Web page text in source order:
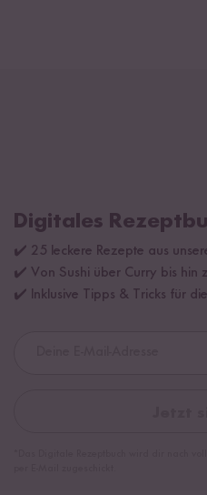
Digitales
✔️ 25 leckere Rezepte aus
✔️ Von Sushi über Curry bis hin
✔️ Inklusive Tipps & Tricks für